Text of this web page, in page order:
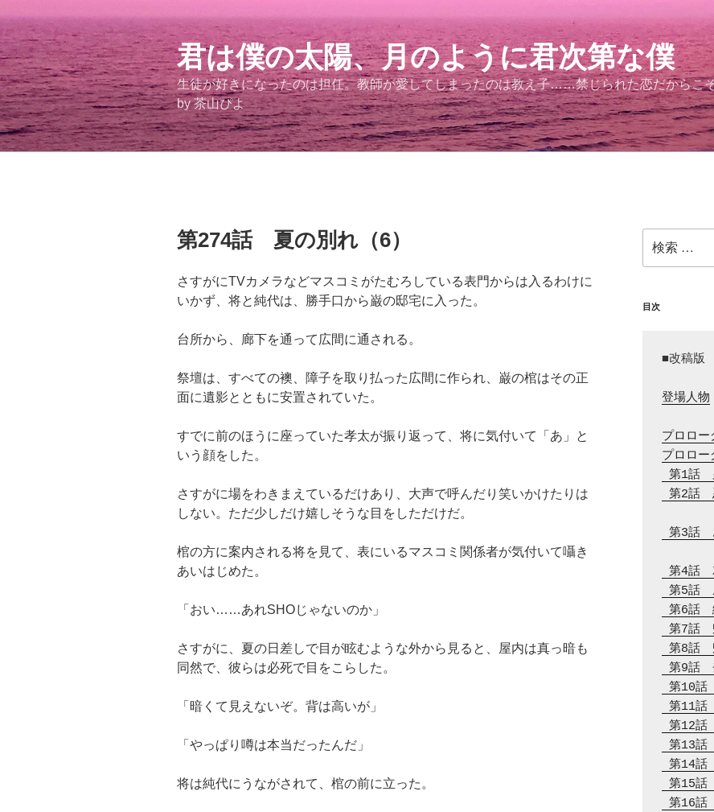
ン
テ
ン
ツ
へ
ス
キ
君は僕の太陽、月のように君次第な僕
生徒が好きになったのは担任。教師が愛してしまったのは教え子……禁じられた恋だから
by 茶山ぴよ
投
稿
第274話 夏の別れ（6）
さすがにTVカメラなどマスコミがたむろしている表門からは入るわけに
いかず、将と純代は、勝手口から巌の邸宅に入った。
台所から、廊下を通って広間に通される。
祭壇は、すべての襖、障子を取り払った広間に作られ、巌の棺はその正
面に遺影とともに安置されていた。
すでに前のほうに座っていた孝太が振り返って、将に気付いて「あ」と
いう顔をした。
さすがに場をわきまえているだけあり、大声で呼んだり笑いかけたりは
しない。ただ少しだけ嬉しそうな目をしただけだ。
棺の方に案内される将を見て、表にいるマスコミ関係者が気付いて囁き
あいはじめた。
「おい……あれSHOじゃないのか」
さすがに、夏の日差しで目が眩むような外から見ると、屋内は真っ暗も
同然で、彼らは必死で目をこらした。
「暗くて見えないぞ。背は高いが」
「やっぱり噂は本当だったんだ」
将は純代にうながされて、棺の前に立った。
索:
目次
■改稿版
登場人物
プロロー
プロロー
第1話
第2話
第3話
第4話
第5話
第6話
第7話
第8話
第9話
第10話
第11話
第12話
第13話
第14話
第15話
第16話